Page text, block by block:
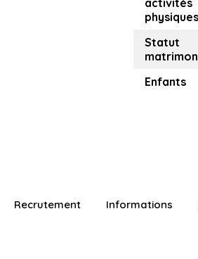
activités
physiques
Statut
Enfants
Recrutement Informations